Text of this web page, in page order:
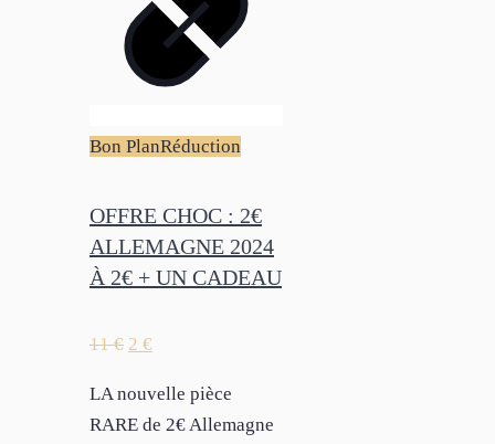
Bon PlanRéduction
OFFRE CHOC : 2€
ALLEMAGNE 2024
À 2€ + UN CADEAU
11€ 2 €
LA nouvelle pièce
RARE de 2€ Allemagne